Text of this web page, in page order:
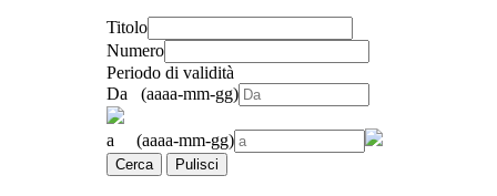
Titolo
Numero
Periodo di validità
Da (aaaa-mm-gg)
a (aaaa-mm-gg)
Cerca Pulisci